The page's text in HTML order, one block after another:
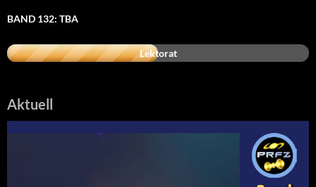
BAND 132: TBA
Lektorat
Aktuell